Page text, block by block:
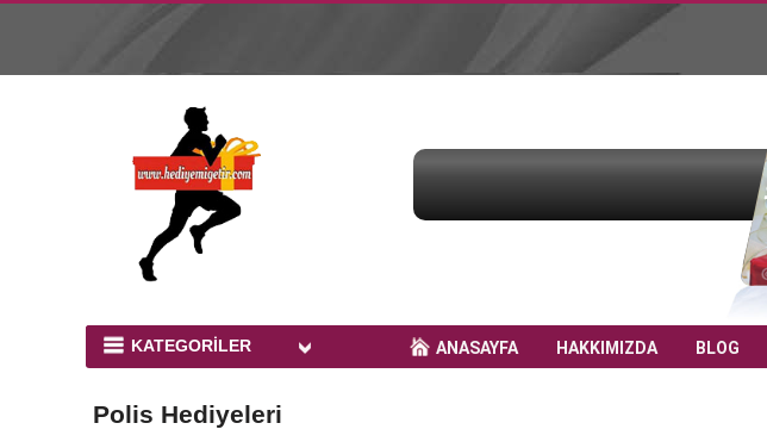
KATEGORİLER ANASAYFA HAKKIMIZDA BLOG
Polis Hediyeleri